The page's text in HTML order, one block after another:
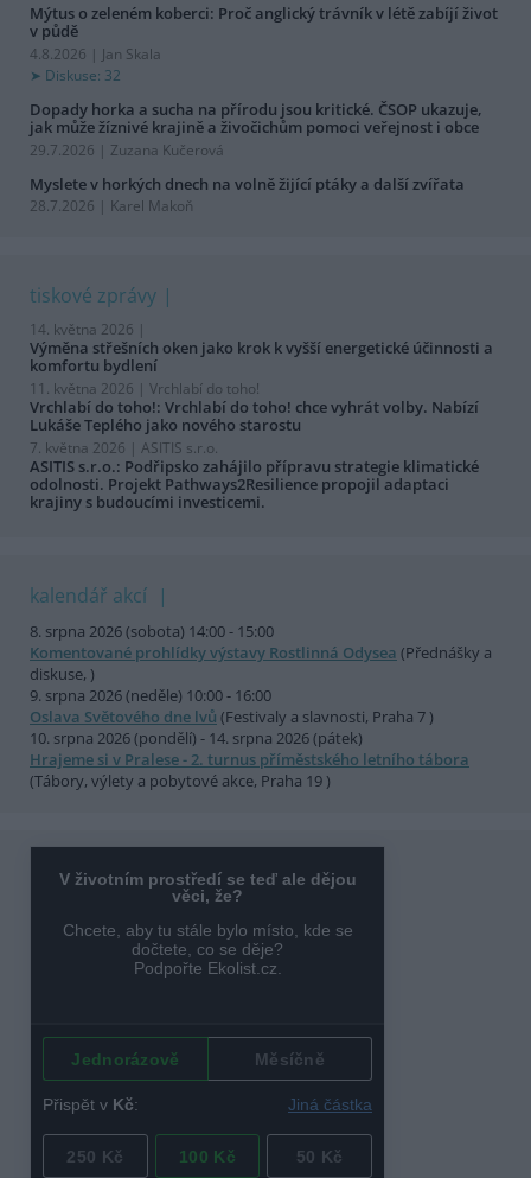
Mýtus o zeleném koberci: Proč anglický trávník v létě zabíjí život
v půdě
4.8.2026 | Jan Skala
Diskuse: 32
Dopady horka a sucha na přírodu jsou kritické. ČSOP ukazuje,
jak může žíznivé krajině a živočichům pomoci veřejnost i obce
29.7.2026 | Zuzana Kučerová
Myslete v horkých dnech na volně žijící ptáky a další zvířata
28.7.2026 | Karel Makoň
tiskové zprávy
14. května 2026 |
Výměna střešních oken jako krok k vyšší energetické účinnosti a
komfortu bydlení
11. května 2026 | Vrchlabí do toho!
Vrchlabí do toho!: Vrchlabí do toho! chce vyhrát volby. Nabízí
Lukáše Teplého jako nového starostu
7. května 2026 | ASITIS s.r.o.
ASITIS s.r.o.: Podřipsko zahájilo přípravu strategie klimatické
odolnosti. Projekt Pathways2Resilience propojil adaptaci
krajiny s budoucími investicemi.
kalendář akcí
8. srpna 2026 (sobota) 14:00 - 15:00
Komentované prohlídky výstavy Rostlinná Odysea (Přednášky a
diskuse, )
9. srpna 2026 (neděle) 10:00 - 16:00
Oslava Světového dne lvů (Festivaly a slavnosti, Praha 7 )
10. srpna 2026 (pondělí) - 14. srpna 2026 (pátek)
Hrajeme si v Pralese - 2. turnus příměstského letního tábora
(Tábory, výlety a pobytové akce, Praha 19 )